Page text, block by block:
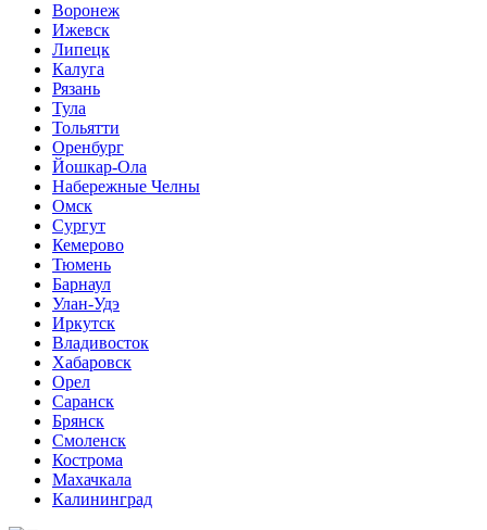
Воронеж
Ижевск
Липецк
Калуга
Рязань
Тула
Тольятти
Оренбург
Йошкар-Ола
Набережные Челны
Омск
Сургут
Кемерово
Тюмень
Барнаул
Улан-Удэ
Иркутск
Владивосток
Хабаровск
Орел
Саранск
Брянск
Смоленск
Кострома
Махачкала
Калининград